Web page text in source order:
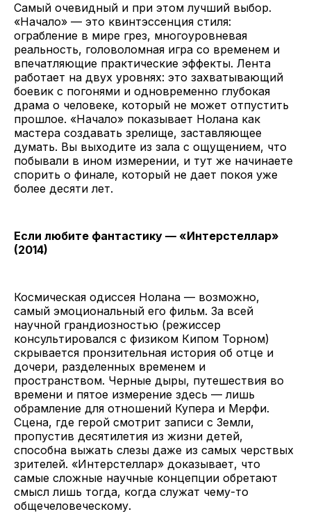
Самый очевидный и при этом лучший выбор.
«Начало» — это квинтэссенция стиля:
ограбление в мире грез, многоуровневая
реальность, головоломная игра со временем и
впечатляющие практические эффекты. Лента
работает на двух уровнях: это захватывающий
боевик с погонями и одновременно глубокая
драма о человеке, который не может отпустить
прошлое. «Начало» показывает Нолана как
мастера создавать зрелище, заставляющее
думать. Вы выходите из зала с ощущением, что
побывали в ином измерении, и тут же начинаете
спорить о финале, который не дает покоя уже
более десяти лет.
Если любите фантастику — «Интерстеллар»
(2014)
Космическая одиссея Нолана — возможно,
самый эмоциональный его фильм. За всей
научной грандиозностью (режиссер
консультировался с физиком Кипом Торном)
скрывается пронзительная история об отце и
дочери, разделенных временем и
пространством. Черные дыры, путешествия во
времени и пятое измерение здесь — лишь
обрамление для отношений Купера и Мерфи.
Сцена, где герой смотрит записи с Земли,
пропустив десятилетия из жизни детей,
способна выжать слезы даже из самых черствых
зрителей. «Интерстеллар» доказывает, что
самые сложные научные концепции обретают
смысл лишь тогда, когда служат чему-то
общечеловеческому.